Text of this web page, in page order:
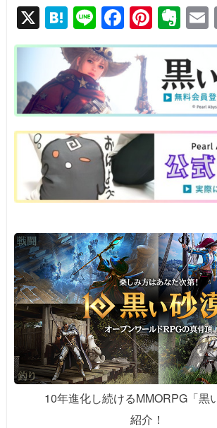
X H
at
e
n
a
Li
n
e
F
a
c
b
o
o
k
Pi
nt
er
e
st
E
v
er
n
ot
e
10年進化し続けるMMORPG「黒
紹介！